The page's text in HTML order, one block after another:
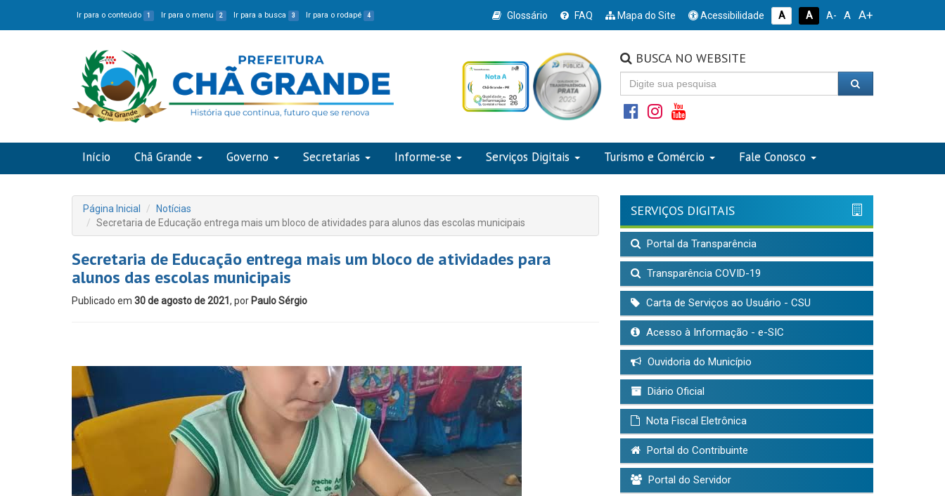
Ir para o conteúdo 1 Ir para o menu 2 Ir para a busca 3 Ir para o rodapé 4 Glossário FAQ Mapa do Site Acessibilidade A A A- A A+
BUSCA NO WEBSITE
Início Chã Grande Governo Secretarias Informe-se Serviços Digitais Turismo e Comércio Fale Conosco
Página Inicial
Notícias
Secretaria de Educação entrega mais um bloco de atividades para alunos das escolas municipais
Secretaria de Educação entrega mais um bloco de atividades para
alunos das escolas municipais
Publicado em 30 de agosto de 2021 , por Paulo Sérgio
SERVIÇOS DIGITAIS
Portal da Transparência
Transparência COVID-19
Carta de Serviços ao Usuário - CSU
Acesso à Informação - e-SIC
Ouvidoria do Município
Diário Oficial
Nota Fiscal Eletrônica
Portal do Contribuinte
Portal do Servidor